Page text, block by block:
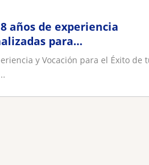
años de experiencia
para
y Vocación para el Éxito de